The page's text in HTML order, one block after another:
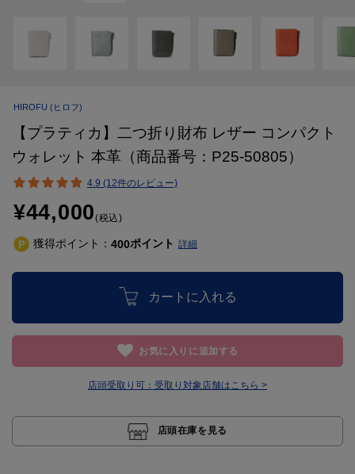
HIROFU (ヒロフ)
【プラティカ】二つ折り財布 レザー コンパクト
ウォレット 本革（商品番号：P25-50805）
4.9 (12件のレビュー)
¥44,000(税込)
獲得ポイント： 400ポイント 詳細
カートに入れる
お気に入りに追加する
店頭受取り可： 受取り対象店舗はこちら >
店頭在庫を見る